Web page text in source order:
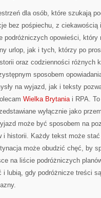
dla osób, które szukają
bez pośpiechu, z ciekawością
podróżniczych opowieści, który
urlop, jak i tych, którzy po
oraz codzienności różnych
sposobem
na wyjazd, jak i teksty
Wielka Brytaniai RPA. To
wyłącznie jako
może być sposobem na
i historii. Każdy tekst może
może obudzić chęć, by
na liście podróżniczych
lubią, gdy podróżnicze treści